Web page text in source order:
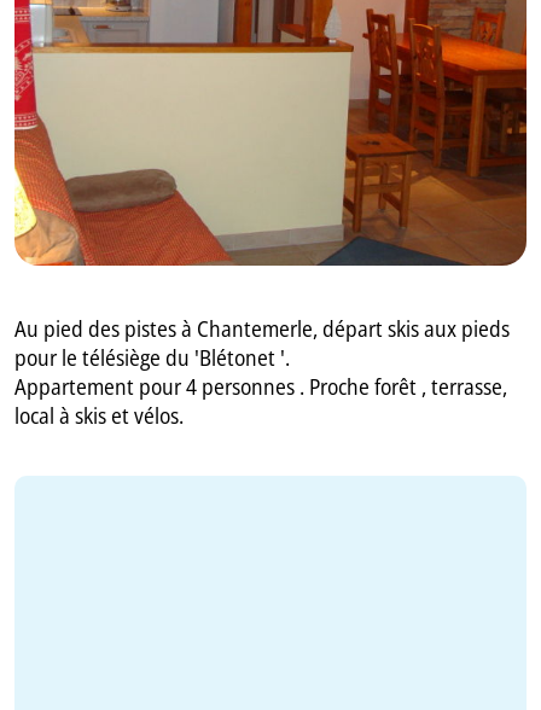
GB
Au pied des pistes à Chantemerle, départ skis aux pieds
pour le télésiège du 'Blétonet '.
Appartement pour 4 personnes . Proche forêt , terrasse,
local à skis et vélos.